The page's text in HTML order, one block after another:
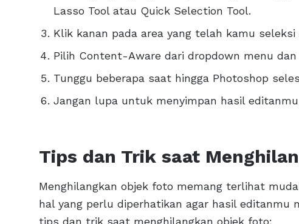
Lasso Tool atau Quick Selection Tool.
Klik kanan pada area yang telah kamu
Pilih Content-Aware dari dropdown menu dan
Tunggu beberapa saat hingga Photoshop
Jangan lupa untuk menyimpan hasil
Tips dan Trik saat
Menghilangkan objek foto memang terlihat
hal yang perlu diperhatikan agar hasil editanmu
tips dan trik saat menghilangkan objek foto: